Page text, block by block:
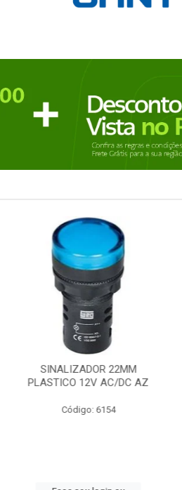
SINALIZADOR 22MM
PLASTICO 12V AC/DC AZ
Código: 6154